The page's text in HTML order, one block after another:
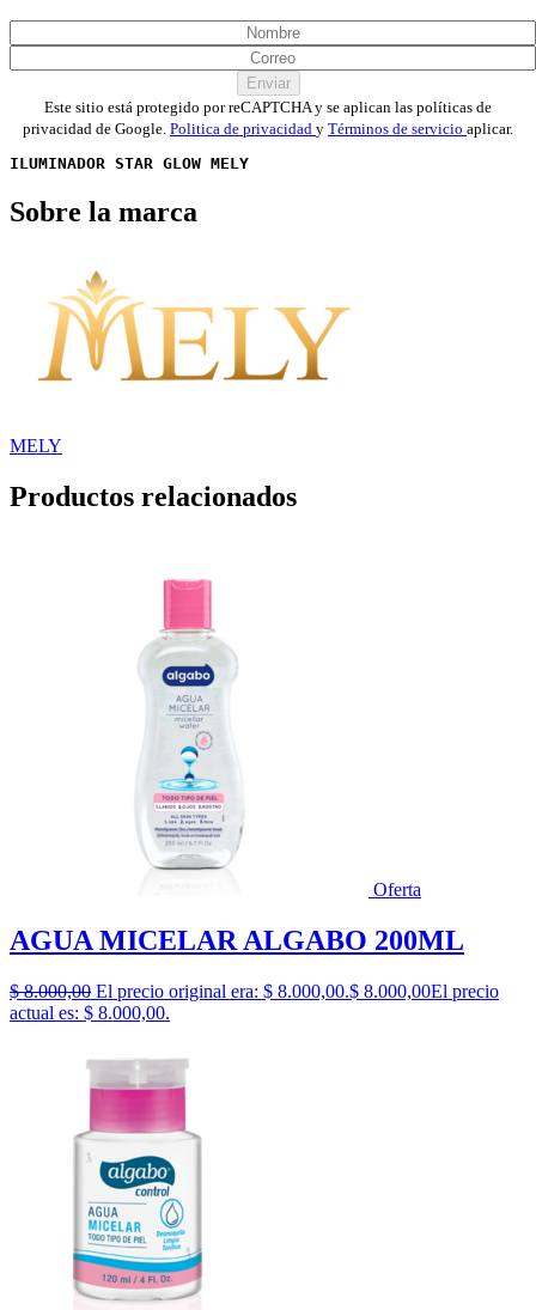
Enviar
Este sitio está protegido por reCAPTCHA y se aplican las políticas de
privacidad de Google. Politica de privacidad y Términos de servicio aplicar.
ILUMINADOR STAR GLOW MELY
Sobre la marca
MELY
Productos relacionados
Oferta
AGUA MICELAR ALGABO 200ML
$8.000,00 El precio original era: $ 8.000,00.$ 8.000,00El precio
actual es: $ 8.000,00.